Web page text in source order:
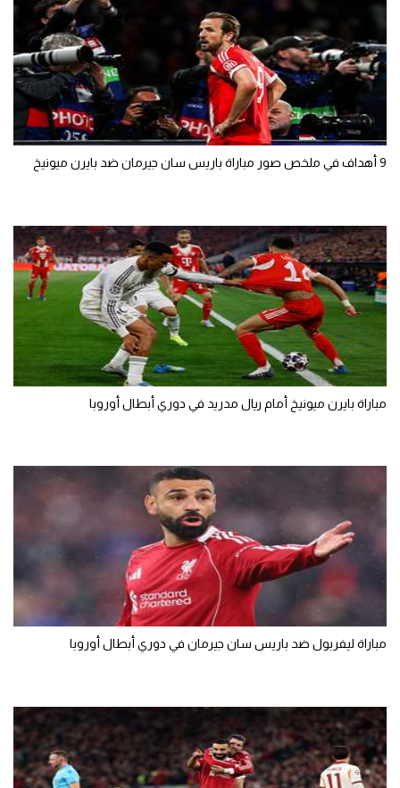
9 أهداف في ملخص صور مباراة باريس سان جيرمان ضد بايرن ميونيخ
مباراة بايرن ميونيخ أمام ريال مدريد في دوري أبطال أوروبا
مباراة ليفربول ضد باريس سان جيرمان في دوري أبطال أوروبا